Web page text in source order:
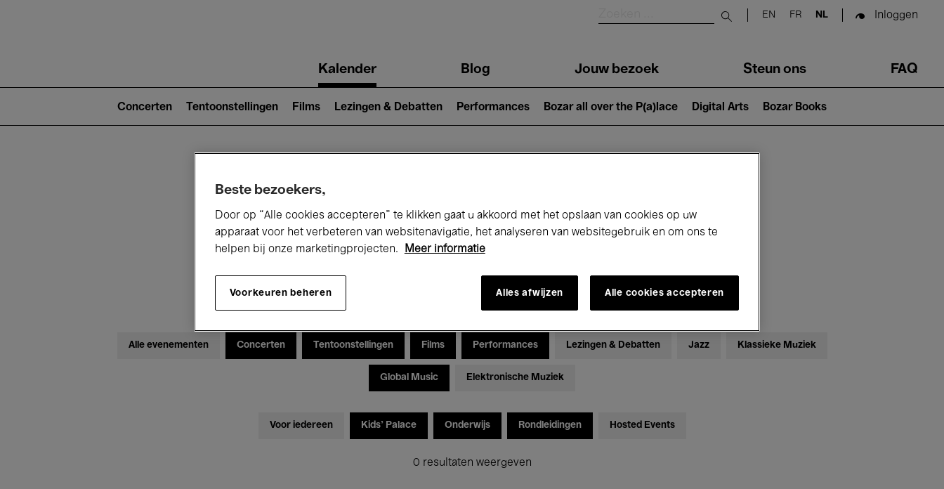
Submit search
EN FR NL Inloggen
navigationKalender Blog Jouw bezoek Steun ons FAQ
2)
Concerten Tentoonstellingen Films Lezingen & Debatten Performances Bozar all over the P(a)lace Digital Arts Bozar Books
Alle evenementen Concerten Tentoonstellingen Films Performances Lezingen & Debatten Jazz Klassieke Muziek
Global Music Elektronische Muziek
Voor iedereen Kids’ Palace Onderwijs Rondleidingen Hosted Events
0 resultaten weergeven
Beste bezoekers,
Door op “Alle cookies accepteren” te klikken gaat u akkoord met het opslaan van cookies op uw
apparaat voor het verbeteren van websitenavigatie, het analyseren van websitegebruik en om ons te
helpen bij onze marketingprojecten.
Meer informatie
Voorkeuren beheren Alles afwijzen Alle cookies accepteren